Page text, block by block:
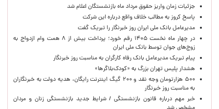
جزئیات زمان واریز حقوق مرداد ماه بازنشستگان اعلام شد
پاسخ کروز به مطالب خلاف واقع درباره این شرکت
مدیرعامل بانک ملی ایران روز خبرنگار را تبریک گفت
در چهار ماه نخست ۱۴۰۵ رقم خورد؛ پرداخت بیش از ۸ همت وام ازدواج به
زوج‌های جوان توسط بانک ملی ایران
پیام تبریک مدیرعامل بانک رفاه کارگران به مناسبت روز خبرنگار
هشدار پلیس تهران بزرگ به «کودک‌بلاگرها»
۵۰۰ هزارتومان وجه نقد و ۲۰۰ گیگ اینترنت رایگان، هدیه دولت به خبرنگاران
به مناسبت روز خبرنگار
خبر مهم درباره قانون بازنشستگی / شرایط جدید بازنشستگی زنان و مردان